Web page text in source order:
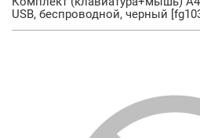
USB, беспроводной, черный